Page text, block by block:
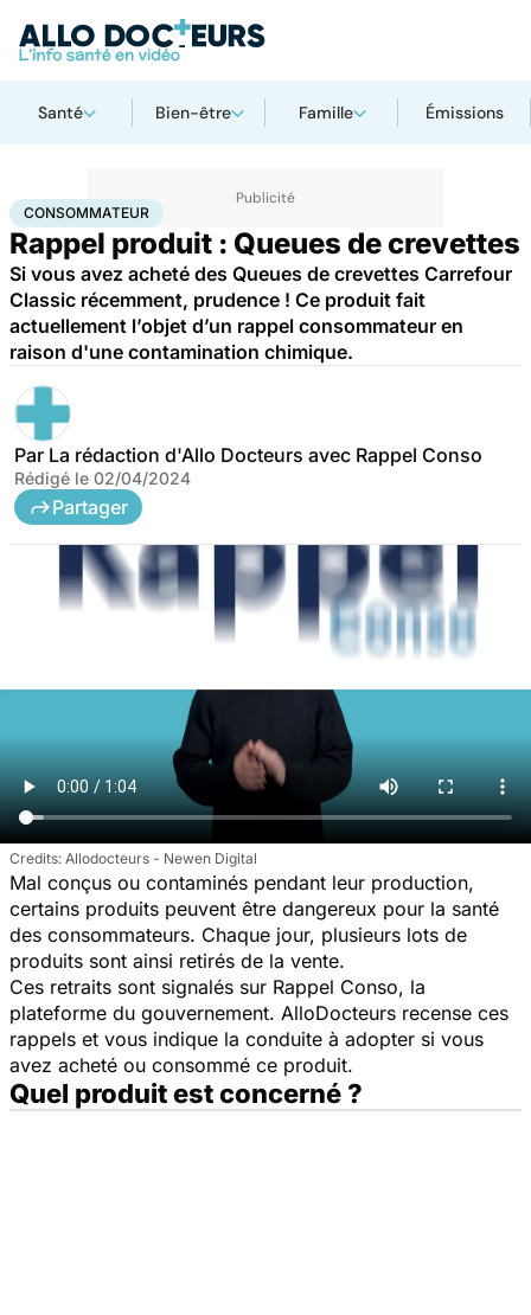
Santé Bien-être Famille Émissions
AccueilSantéConsommateur
CONSOMMATEUR
Rappel produit : Queues de crevettes
Si vous avez acheté des Queues de crevettes Carrefour
Classic récemment, prudence ! Ce produit fait
actuellement l’objet d’un rappel consommateur en
raison d'une contamination chimique.
Par La rédaction d'Allo Docteurs avec Rappel Conso
Rédigé le 02/04/2024
Partager
Allodocteurs - Newen Digital
Mal conçus ou contaminés pendant leur production,
certains produits peuvent être dangereux pour la santé
des consommateurs. Chaque jour, plusieurs lots de
produits sont ainsi retirés de la vente.
Ces retraits sont signalés sur Rappel Conso, la
plateforme du gouvernement. AlloDocteurs recense ces
rappels et vous indique la conduite à adopter si vous
avez acheté ou consommé ce produit.
Quel produit est concerné ?